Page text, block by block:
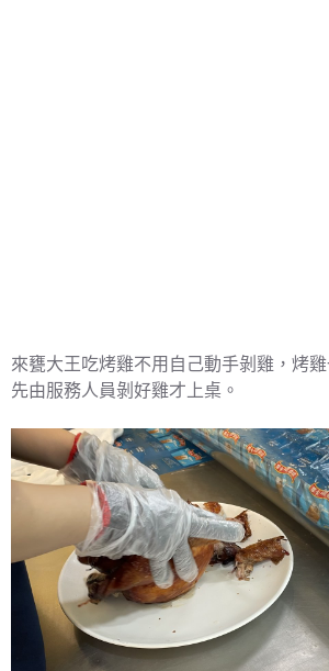
來甕大王吃烤雞不用自己動手剝雞，烤雞
先由服務人員剝好雞才上桌。